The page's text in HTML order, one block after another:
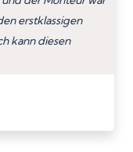
erstklassigen
kann diesen